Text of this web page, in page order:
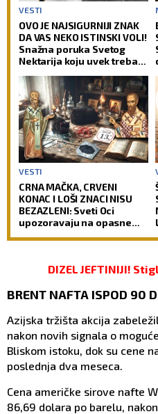
VESTI
OVO JE NAJSIGURNIJI ZNAK
DA VAS NEKO ISTINSKI VOLI!
Snažna poruka Svetog
Nektarija koju uvek treba
VESTI
CRNA MAČKA, CRVENI
KONAC I LOŠI ZNACI NISU
BEZAZLENI: Sveti Oci
upozoravaju na opasne
DIZEL JEFTINIJI!
BRENT NAFTA ISPOD 90
Azijska tržišta akcija
nakon novih signala o
Bliskom istoku, dok su cene
poslednja dva meseca.
Cena američke sirove nafte
86,69 dolara po barelu,